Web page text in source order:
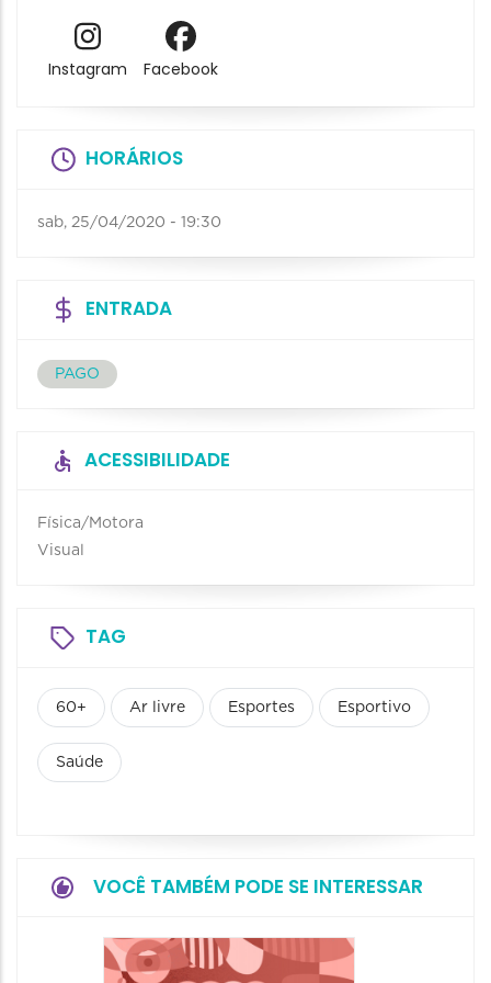
Instagram Facebook
HORÁRIOS
sab, 25/04/2020 - 19:30
ENTRADA
PAGO
ACESSIBILIDADE
Física/Motora
Visual
TAG
60+ Ar livre Esportes Esportivo
Saúde
VOCÊ TAMBÉM PODE SE INTERESSAR